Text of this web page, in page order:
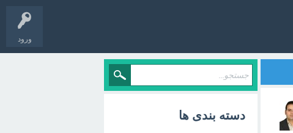
ورود
دسته بندی ها